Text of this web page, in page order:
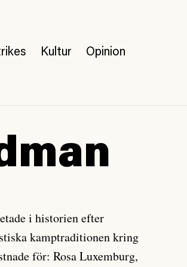
Kultur Opinion
i historien efter
kamptraditionen kring
för: Rosa Luxemburg,